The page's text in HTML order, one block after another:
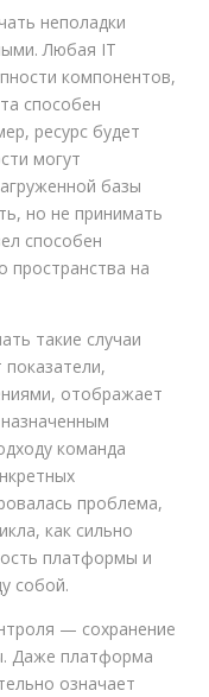
неполадки
Любая IT
компонентов,
способен
ресурс будет
могут
базы
но не принимать
способен
пространства на
такие случаи
отображает
команда
проблема,
как сильно
платформы и
собой.
— сохранение
Даже платформа
означает